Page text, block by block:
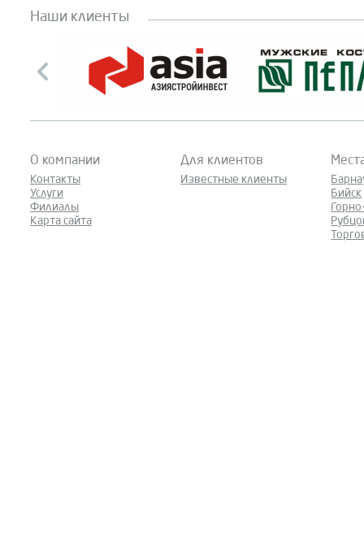
Наши клиенты
О компании
Контакты
Услуги
Филиалы
Карта сайта
Для клиентов
Известные клиенты
Бийск